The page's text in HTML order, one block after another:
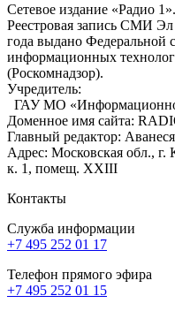
Сетевое издание «Радио 1».
Реестровая запись СМИ
года выдано Федеральной
информационных
(Роскомнадзор).
Учредитель:
ГАУ МО
Доменное имя сайта:
Главный редактор:
Адрес: Московская обл., г.
к. 1, помещ. XXIII
Контакты
Служба информации
+7 495 252 01 17
Телефон прямого эфира
+7 495 252 01 15